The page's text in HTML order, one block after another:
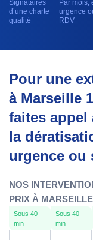
Signataires
d’une charte
qualité
Par mois,
urgence
RDV
Pour une
à Marseille
faites appel
la
urgence ou
NOS
PRIX À
Sous 40
min
Sous 40
min